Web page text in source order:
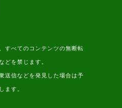
すべてのコンテンツの無断転
どを禁じます。
送信などを発見した場合は予
ます。